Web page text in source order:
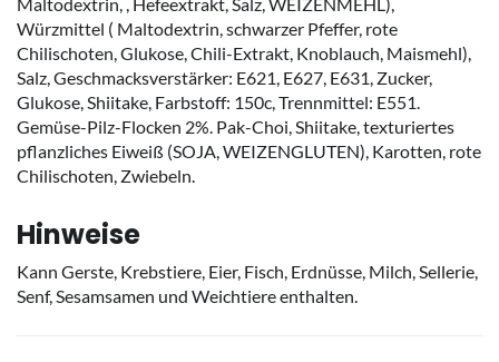
Würzmittel ( Maltodextrin, schwarzer Pfeffer, rote
Chilischoten, Glukose, Chili-Extrakt, Knoblauch, Maismehl),
Salz, Geschmacksverstärker: E621, E627, E631, Zucker,
Glukose, Shiitake, Farbstoff: 150c, Trennmittel: E551.
Gemüse-Pilz-Flocken 2%. Pak-Choi, Shiitake, texturiertes
pflanzliches Eiweiß (SOJA, WEIZENGLUTEN), Karotten, rote
Chilischoten, Zwiebeln.
Hinweise
Kann Gerste, Krebstiere, Eier, Fisch, Erdnüsse, Milch, Sellerie,
Senf, Sesamsamen und Weichtiere enthalten.